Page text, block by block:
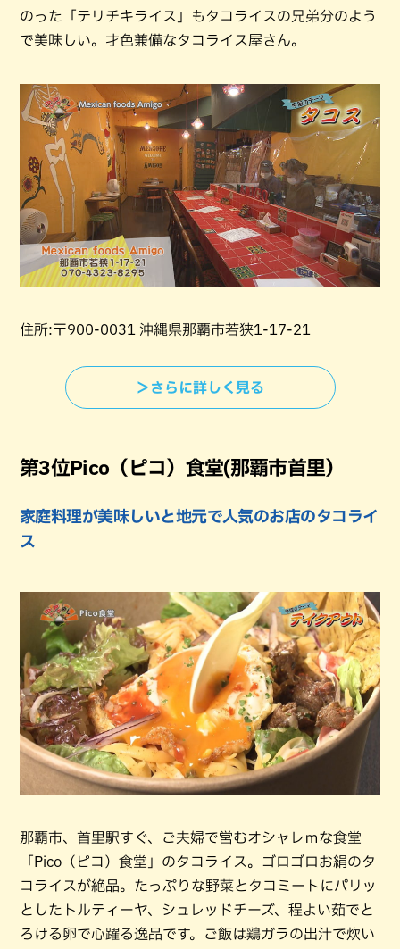
のった「テリチキライス」もタコライスの兄弟分のよう
で美味しい。才色兼備なタコライス屋さん。
住所:〒900-0031 沖縄県那覇市若狭1-17-21
＞さらに詳しく見る
第3位Pico（ピコ）食堂(那覇市首里）
家庭料理が美味しいと地元で人気のお店のタコライ
ス
那覇市、首里駅すぐ、ご夫婦で営むオシャレｍな食堂
「Pico（ピコ）食堂」のタコライス。ゴロゴロお絹のタ
コライスが絶品。たっぷりな野菜とタコミートにパリッ
としたトルティーヤ、シュレッドチーズ、程よい茹でと
ろける卵で心躍る逸品です。ご飯は鶏ガラの出汁で炊い